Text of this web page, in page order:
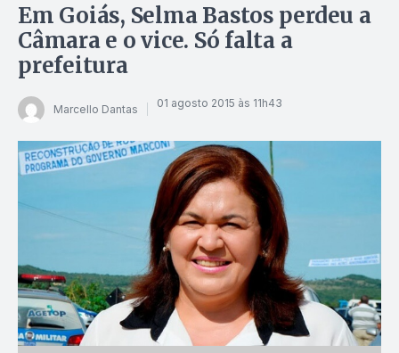
Em Goiás, Selma Bastos perdeu a
Câmara e o vice. Só falta a
prefeitura
Marcello Dantas 01 agosto 2015 às 11h43